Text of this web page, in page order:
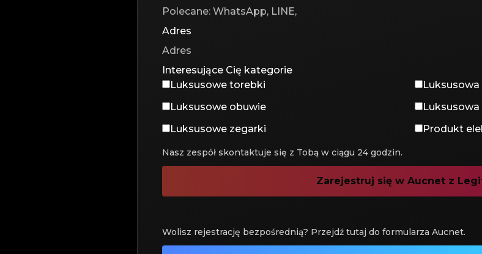
Adres
Interesujące Cię kategorie
Luksusowe torebki
Luksusowa
Luksusowe obuwie
Luksusowe zegarki
Produkt
Nasz zespół skontaktuje się z Tobą w ciągu 24 godzin.
Zarejestruj się w Aucnet z
Wolisz rejestrację bezpośrednią? Przejdź tutaj do formularza Aucnet.